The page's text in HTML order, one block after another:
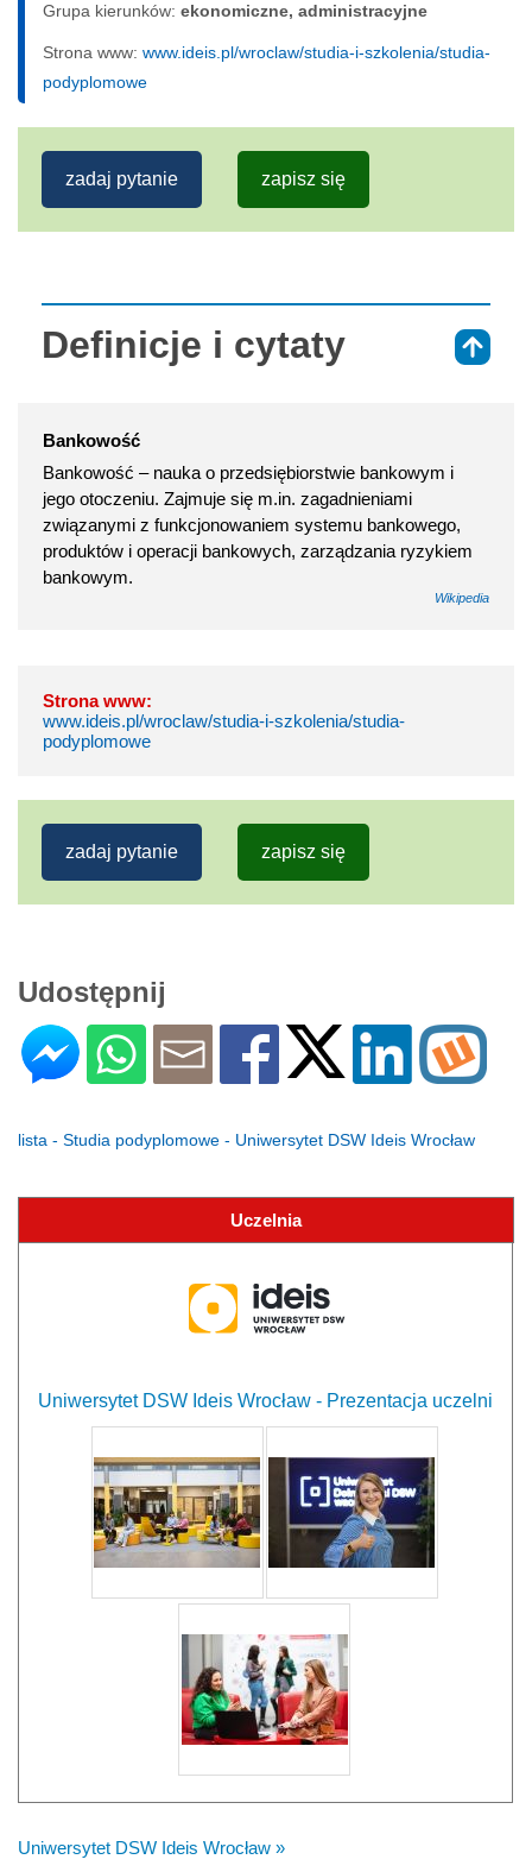
Grupa kierunków: ekonomiczne, administracyjne
Strona www: www.ideis.pl/wroclaw/studia-i-szkolenia/studia-
podyplomowe
zadaj pytanie zapisz się
Definicje i cytaty
Bankowość
Bankowość – nauka o przedsiębiorstwie bankowym i
jego otoczeniu. Zajmuje się m.in. zagadnieniami
związanymi z funkcjonowaniem systemu bankowego,
produktów i operacji bankowych, zarządzania ryzykiem
bankowym.
Wikipedia
Strona www:
www.ideis.pl/wroclaw/studia-i-szkolenia/studia-
podyplomowe
zadaj pytanie zapisz się
Udostępnij
lista - Studia podyplomowe - Uniwersytet DSW Ideis Wrocław
Uczelnia
Uniwersytet DSW Ideis Wrocław - Prezentacja uczelni
Uniwersytet DSW Ideis Wrocław »